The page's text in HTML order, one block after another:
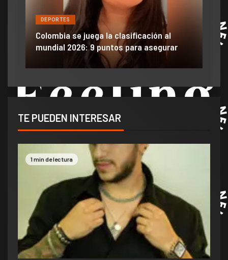
DEPORTES
Colombia se juega la clasificación al
mundial 2026: 9 puntos para asegurar
TE PUEDEN INTERESAR
1 min de lectura